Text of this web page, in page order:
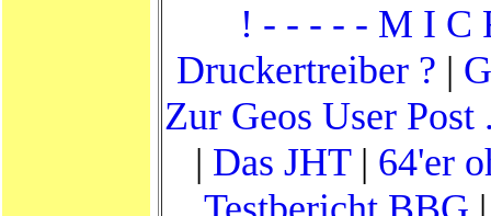
! - - - - - M I C
Druckertreiber ? |
Zur Geos User Post
| Das JHT| 64'er